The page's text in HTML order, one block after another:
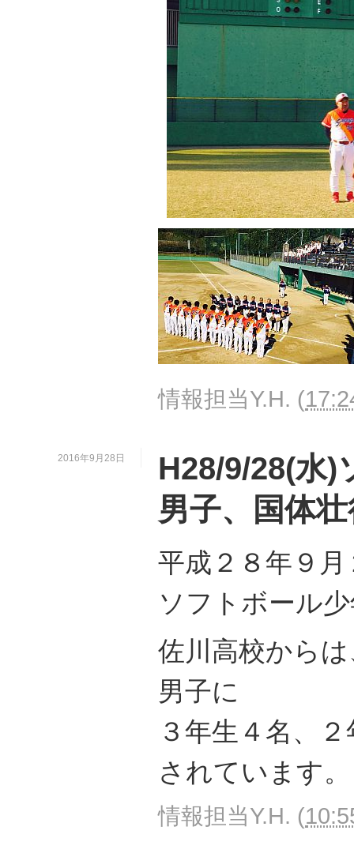
情報担当Y.H. (
2016年9月28日
H28/9/28(水)
男子、国体
平成２８年９
ソフトボール
佐川高校から
男子に
３年生４名、
されています。
情報担当Y.H. (